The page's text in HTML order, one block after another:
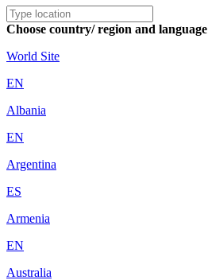
Choose country/ region and language
World Site
EN
Albania
EN
Argentina
ES
Armenia
EN
Australia